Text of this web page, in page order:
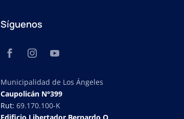
Síguenos
Municipalidad de Los Ángeles
Caupolicán N°399
Rut:69.170.100-K
Edificio Libertador Bernardo O